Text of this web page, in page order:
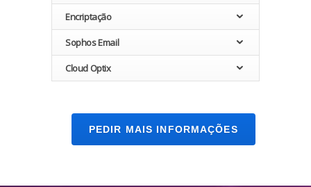
Encriptação
Sophos Email
Cloud Optix
PEDIR MAIS INFORMAÇÕES